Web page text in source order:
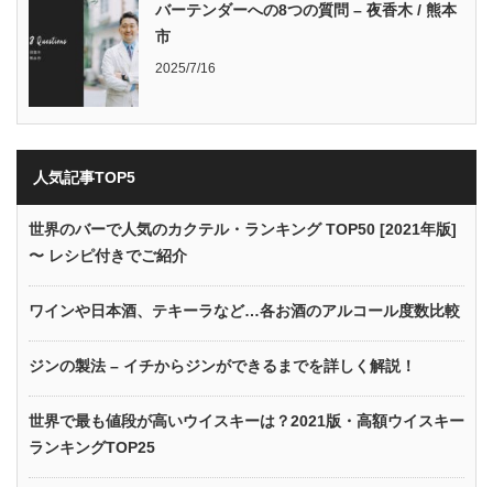
バーテンダーへの8つの質問 – 夜香木 / 熊本
市
2025/7/16
人気記事TOP5
世界のバーで人気のカクテル・ランキング TOP50 [2021年版]
〜 レシピ付きでご紹介
ワインや日本酒、テキーラなど…各お酒のアルコール度数比較
ジンの製法 – イチからジンができるまでを詳しく解説！
世界で最も値段が高いウイスキーは？2021版・高額ウイスキー
ランキングTOP25